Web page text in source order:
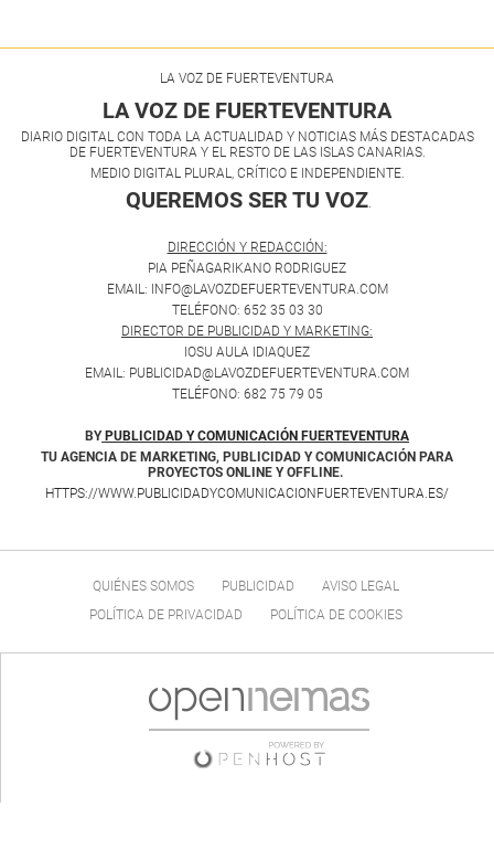
LA VOZ DE FUERTEVENTURA
LA VOZ DE FUERTEVENTURA
DIARIO DIGITAL CON TODA LA ACTUALIDAD Y NOTICIAS MÁS DESTACADAS
DE FUERTEVENTURA Y EL RESTO DE LAS ISLAS CANARIAS.
MEDIO DIGITAL PLURAL, CRÍTICO E INDEPENDIENTE.
QUEREMOS SER TU VOZ.
DIRECCIÓN Y REDACCIÓN:
PIA PEÑAGARIKANO RODRIGUEZ
EMAIL: INFO@LAVOZDEFUERTEVENTURA.COM
TELÉFONO: 652 35 03 30
DIRECTOR DE PUBLICIDAD Y MARKETING:
IOSU AULA IDIAQUEZ
EMAIL: PUBLICIDAD@LAVOZDEFUERTEVENTURA.COM
TELÉFONO: 682 75 79 05
BY PUBLICIDAD Y COMUNICACIÓN FUERTEVENTURA
TU AGENCIA DE MARKETING, PUBLICIDAD Y COMUNICACIÓN PARA
PROYECTOS ONLINE Y OFFLINE.
HTTPS://WWW.PUBLICIDADYCOMUNICACIONFUERTEVENTURA.ES/
QUIÉNES SOMOS PUBLICIDAD
AVISO LEGAL
POLÍTICA DE PRIVACIDAD
POLÍTICA DE COOKIES